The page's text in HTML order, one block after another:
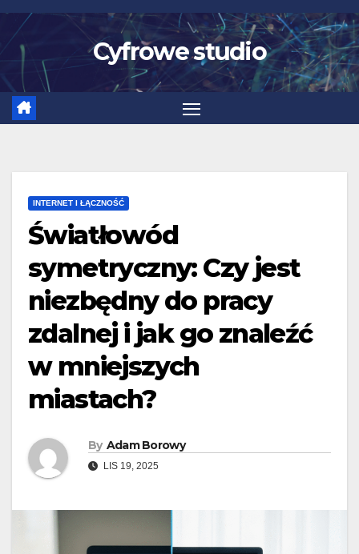
Skip
content
Cyfrowe studio
INTERNET I ŁĄCZNOŚĆ
Światłowód
symetryczny: Czy jest
niezbędny do pracy
zdalnej i jak go znaleźć
w mniejszych
miastach?
By Adam Borowy
LIS 19, 2025